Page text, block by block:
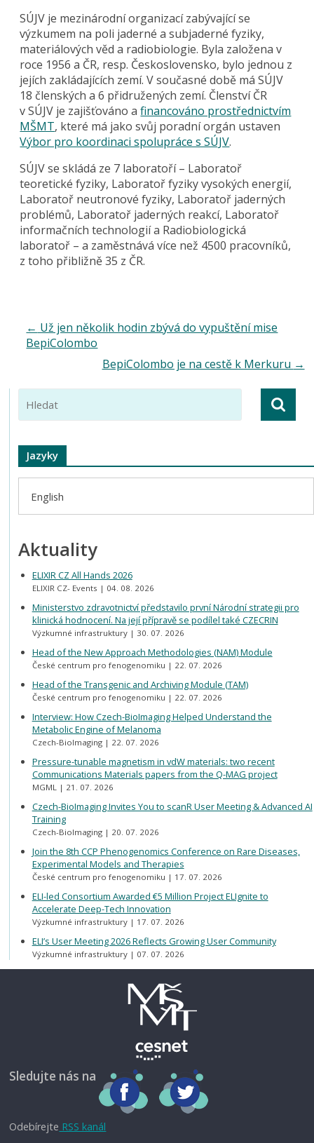
SÚJV je mezinárodní organizací zabývající se
výzkumem na poli jaderné a subjaderné fyziky,
materiálových věd a radiobiologie. Byla založena v
roce 1956 a ČR, resp. Československo, bylo jednou z
jejích zakládajících zemí. V současné době má SÚJV
18 členských a 6 přidružených zemí. Členství ČR
v SÚJV je zajišťováno afinancováno prostřednictvím
MŠMT, které má jako svůj poradní orgán ustaven
Výbor pro koordinaci spolupráce s SÚJV.
SÚJV se skládá ze 7 laboratoří – Laboratoř
teoretické fyziky, Laboratoř fyziky vysokých energií,
Laboratoř neutronové fyziky, Laboratoř jaderných
problémů, Laboratoř jaderných reakcí, Laboratoř
informačních technologií a Radiobiologická
laboratoř – a zaměstnává více než 4500 pracovníků,
z toho přibližně 35 z ČR.
← Už jen několik hodin zbývá do vypuštění mise
BepiColombo
BepiColombo je na cestě k Merkuru →
Jazyky
English
Aktuality
ELIXIR CZ All Hands 2026
ELIXIR CZ- Events 04. 08. 2026
Ministerstvo zdravotnictví představilo první Národní strategii pro
klinická hodnocení. Na její přípravě se podílel také CZECRIN
Výzkumné infrastruktury 30. 07. 2026
Head of the New Approach Methodologies (NAM) Module
České centrum pro fenogenomiku 22. 07. 2026
Head of the Transgenic and Archiving Module (TAM)
České centrum pro fenogenomiku 22. 07. 2026
Interview: How Czech-BioImaging Helped Understand the
Metabolic Engine of Melanoma
Czech-BioImaging 22. 07. 2026
Pressure-tunable magnetism in vdW materials: two recent
Communications Materials papers from the Q-MAG project
MGML 21. 07. 2026
Czech-BioImaging Invites You to scanR User Meeting & Advanced AI
Training
Czech-BioImaging 20. 07. 2026
Join the 8th CCP Phenogenomics Conference on Rare Diseases,
Experimental Models and Therapies
České centrum pro fenogenomiku 17. 07. 2026
ELI-led Consortium Awarded €5 Million Project ELIgnite to
Accelerate Deep-Tech Innovation
Výzkumné infrastruktury 17. 07. 2026
ELI’s User Meeting 2026 Reflects Growing User Community
Výzkumné infrastruktury 07. 07. 2026
Sledujte nás na
Odebírejte RSS kanál